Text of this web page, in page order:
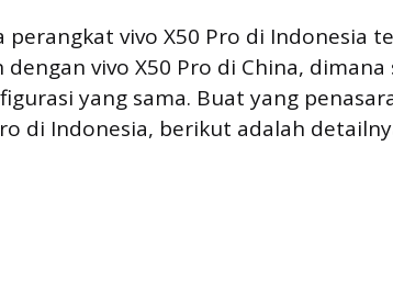
perangkat vivo X50 Pro di Indonesia
vivo X50 Pro di China,
yang sama. Buat yang
di Indonesia, berikut adalah